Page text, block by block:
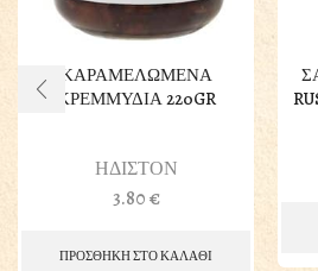
ΚΑΡΑΜΕΛΩΜΕΝΑ
ΚΡΕΜΜΥΔΙΑ 220GR
ΗΔΙΣΤΟΝ
3.80€
ΠΡΟΣΘΗΚΗ ΣΤΟ ΚΑΛΑΘΙ